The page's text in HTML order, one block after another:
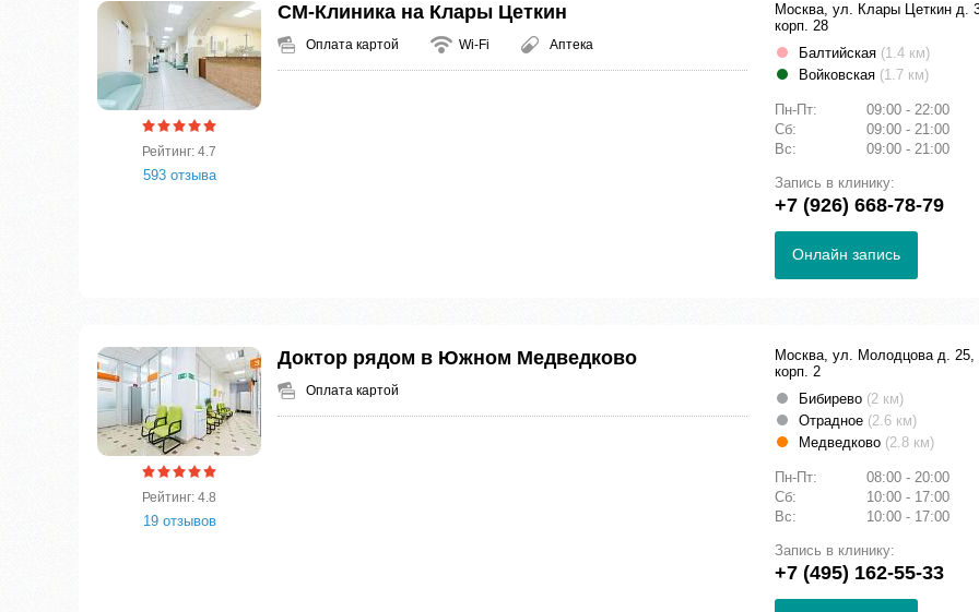
Рейтинг: 4.7
593 отзыва
СМ-Клиника на Клары Цеткин
Оплата картой Wi-Fi Аптека
Москва, ул. Клары Цеткин д.
корп. 28
Балтийская (1.4 км)
Войковская (1.7 км)
Пн-Пт:
09:00 - 22:00
Сб:
09:00 - 21:00
Вс:
09:00 - 21:00
Запись в клинику:
+7 (926) 668-78-79
Онлайн запись
Рейтинг: 4.8
19 отзывов
Доктор рядом в Южном Медведково
Оплата картой
Москва, ул. Молодцова д. 25,
корп. 2
Бибирево (2 км)
Отрадное (2.6 км)
Медведково (2.8 км)
Пн-Пт:
08:00 - 20:00
Сб:
10:00 - 17:00
Вс:
10:00 - 17:00
Запись в клинику:
+7 (495) 162-55-33